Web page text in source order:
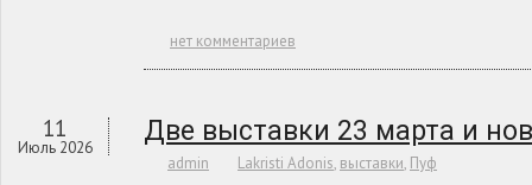
нет комментариев
11
Июль 2026
Две выставки 23 марта и
admin Lakristi Adonis, выставки, Пуф